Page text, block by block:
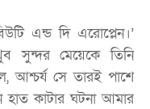
এন্ড দি এরোপ্লেন।’
সুন্দর মেয়েকে তিনি
আশ্চর্য সে তারই পাশে
কাটার ঘটনা আমার